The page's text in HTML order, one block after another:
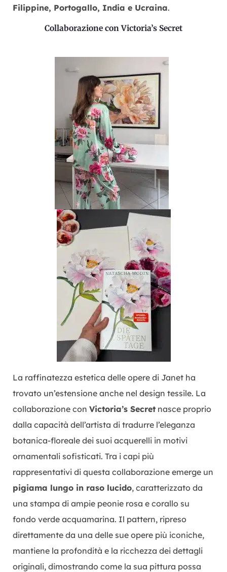
Filippine, Portogallo, India e Ucraina.
Collaborazione con Victoria’s Secret
La raffinatezza estetica delle opere di Janet ha
trovato un’estensione anche nel design tessile. La
collaborazione con Victoria’s Secret nasce proprio
dalla capacità dell’artista di tradurre l’eleganza
botanica-floreale dei suoi acquerelli in motivi
ornamentali sofisticati. Tra i capi più
rappresentativi di questa collaborazione emerge un
pigiama lungo in raso lucido, caratterizzato da
una stampa di ampie peonie rosa e corallo su
fondo verde acquamarina. Il pattern, ripreso
direttamente da una delle sue opere più iconiche,
mantiene la profondità e la ricchezza dei dettagli
originali, dimostrando come la sua pittura possa